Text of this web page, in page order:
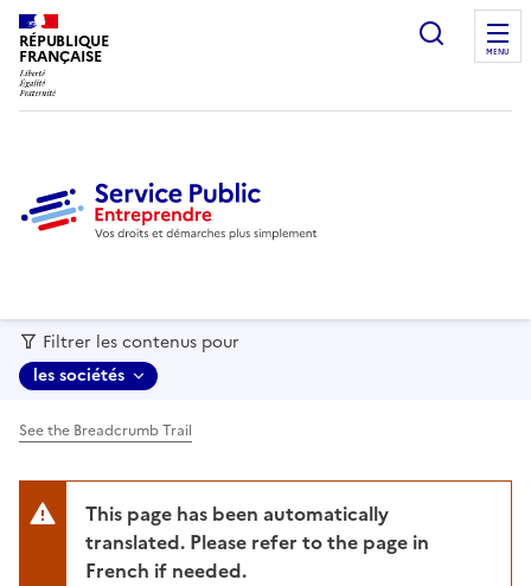
RÉPUBLIQUE
FRANÇAISE MENU
Filtrer les contenus pour
les sociétés
See the Breadcrumb Trail
This page has been automatically
translated. Please refer to the page in
French if needed.